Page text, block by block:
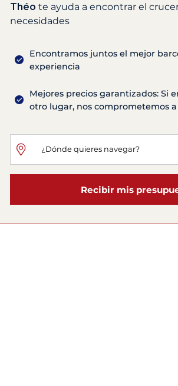
Théo te ayuda a encontrar el
necesidades
Encontramos juntos el mejor
experiencia
Mejores precios garantizados: Si
otro lugar, nos comprometemos
Recibir mis